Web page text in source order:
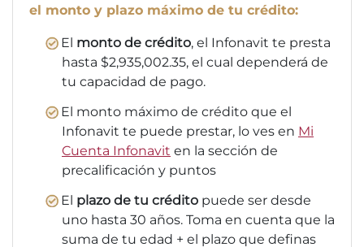
el monto y plazo máximo de tu crédito:
El monto de crédito, el Infonavit te presta
hasta $2,935,002.35, el cual dependerá de
tu capacidad de pago.
El monto máximo de crédito que el
Infonavit te puede prestar, lo ves en Mi
Cuenta Infonavit en la sección de
precalificación y puntos
El plazo de tu crédito puede ser desde
uno hasta 30 años. Toma en cuenta que la
suma de tu edad + el plazo que definas